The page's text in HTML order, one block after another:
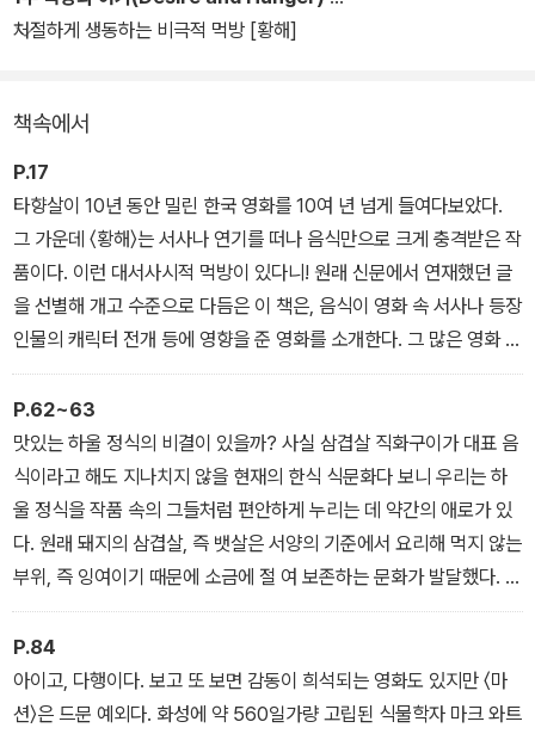
공의 하루를 채워준 ‘세 가지 음료’(〈퍼펙트 데이즈〉), 처지가 다른 서
들을 소재로 차려낸 이야기들은 ‘맛’이라는 특별한 감각을 동원해 대
중의 사랑을 받는 최신 영화, 장르적 특성이 돋보이는 영화, 우리가 익
히 알던 명작까지 가리지 않고 장면들을 다채롭게 조명한다.
처절하게 생동하는 비극적 먹방 [황해]
책속에서
P.17
타향살이 10년 동안 밀린 한국 영화를 10여 년 넘게 들여다보았다.
그 가운데 〈황해〉는 서사나 연기를 떠나 음식만으로 크게 충격받은 작
품이다. 이런 대서사시적 먹방이 있다니! 원래 신문에서 연재했던 글
을 선별해 개고 수준으로 다듬은 이 책은, 음식이 영화 속 서사나 등장
인물의 캐릭터 전개 등에 영향을 준 영화를 소개한다. 그 많은 영화 가
운데서 음식이 주인공과 벌이는 압도적인 퍼포먼스를 보여준 영화는
단연 〈황해〉다. 이런 퍼포먼스는 앞으로도 만나기 힘들 것이다.
― [처절하게 생동하는 비극적 먹방 - ‘황해’] 중에서
P.62~63
맛있는 하울 정식의 비결이 있을까? 사실 삼겹살 직화구이가 대표 음
식이라고 해도 지나치지 않을 현재의 한식 식문화다 보니 우리는 하
울 정식을 작품 속의 그들처럼 편안하게 누리는 데 약간의 애로가 있
다. 원래 돼지의 삼겹살, 즉 뱃살은 서양의 기준에서 요리해 먹지 않는
부위, 즉 잉여이기 때문에 소금에 절 여 보존하는 문화가 발달했다. 비
단 미국을 비롯한 영어권의 베 이컨뿐만 아니라 독일의 스펙(spec
k), 프랑스의 라르동(lardon), 이 탈리아의 라르도(lardo) 등이 있다.
특히 라르도는 러시아의 살로 (salo)와 더불어 거의 순수하게 비계만
을 소금에 절여 만드니, 종잇장보다 더 얇게 저며 그대로 먹기도 한다.
P.84
아이고, 다행이다. 보고 또 보면 감동이 희석되는 영화도 있지만 〈마
션〉은 드문 예외다. 화성에 약 560일가량 고립된 식물학자 마크 와트